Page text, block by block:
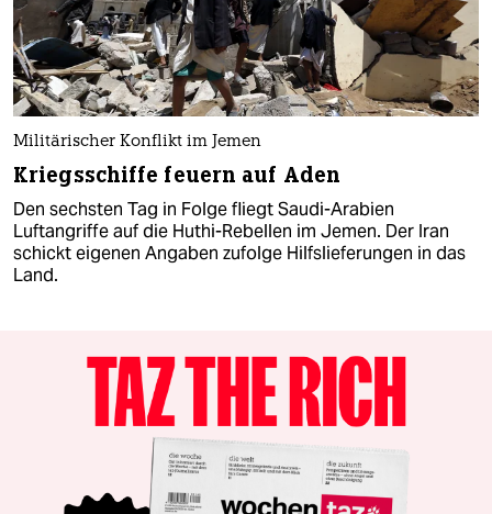
Militärischer Konflikt im Jemen
Kriegsschiffe feuern auf Aden
Den sechsten Tag in Folge fliegt Saudi-Arabien
Luftangriffe auf die Huthi-Rebellen im Jemen. Der Iran
schickt eigenen Angaben zufolge Hilfslieferungen in das
Land.